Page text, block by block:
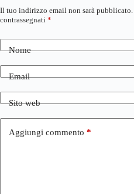
Il tuo indirizzo email non sarà pubblicato.
contrassegnati *
Nome
Email
Sito web
Aggiungi commento *